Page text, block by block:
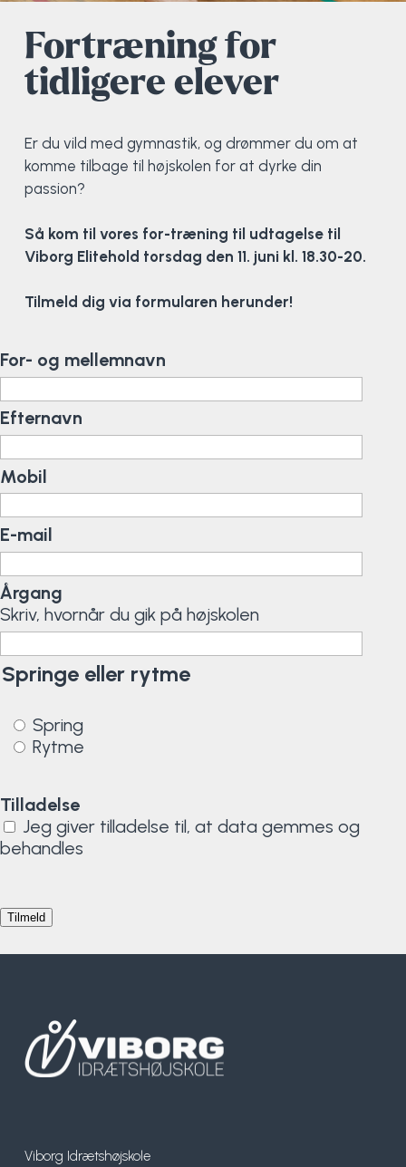
Fortræning for
tidligere elever
Er du vild med gymnastik, og drømmer du om at
komme tilbage til højskolen for at dyrke din
passion?
Så kom til vores for-træning til udtagelse til
Viborg Elitehold torsdag den 11. juni kl. 18.30-20.
Tilmeld dig via formularen herunder!
For- og mellemnavn
Efternavn
Mobil
E-mail
Årgang
Skriv, hvornår du gik på højskolen
Springe eller rytme
Spring
Rytme
Tilladelse
Jeg giver tilladelse til, at data gemmes og
behandles
Viborg Idrætshøjskole
Elevportræt
Brochure
Priser
Fitness
Fodbold
Friluftsliv
Futsal
Golf
Kajak
Klatring
Løb
Padel
Pardans
Rytmisk gymnastik
Spring
Styrketræning
Surf
Vandsport
Volleyball
Organisk værksted
Sportsmassør
Strik og Hækling
Udekøkken
Ølbrygning
Køn, krop og seksualitet
Politi-teori
Ro på
Sportspsykologi
Træner- og lederakademi
Projektleder
Sportsmassør
Træner- og lederakademi
OCR i Spanien
Skitur til Norge
Surf i Marokko
Mille Sigsgaard Christensen
Peter Fuglsang
Thomas Skovgaard
Trine Rask-Nielsen
Troels Rasmussen
Viborg Elitehold